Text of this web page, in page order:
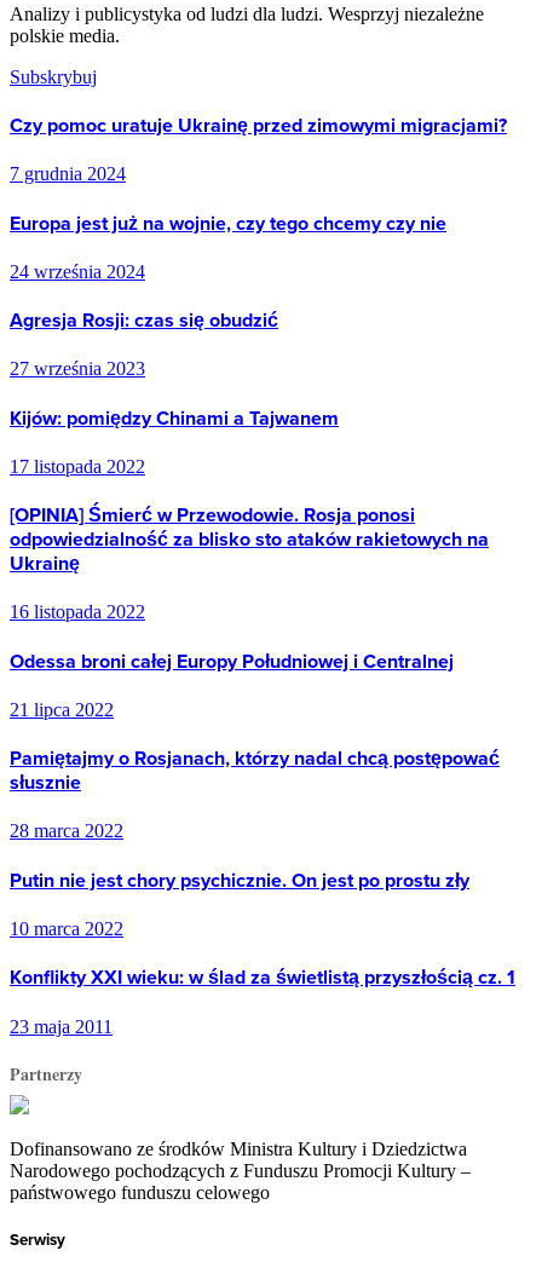
Analizy i publicystyka od ludzi dla ludzi. Wesprzyj niezależne
polskie media.
Subskrybuj
Czy pomoc uratuje Ukrainę przed zimowymi migracjami?
7 grudnia 2024
Europa jest już na wojnie, czy tego chcemy czy nie
24 września 2024
Agresja Rosji: czas się obudzić
27 września 2023
Kijów: pomiędzy Chinami a Tajwanem
17 listopada 2022
[OPINIA] Śmierć w Przewodowie. Rosja ponosi
odpowiedzialność za blisko sto ataków rakietowych na
Ukrainę
16 listopada 2022
Odessa broni całej Europy Południowej i Centralnej
21 lipca 2022
Pamiętajmy o Rosjanach, którzy nadal chcą postępować
słusznie
28 marca 2022
Putin nie jest chory psychicznie. On jest po prostu zły
10 marca 2022
Konflikty XXI wieku: w ślad za świetlistą przyszłością cz. 1
23 maja 2011
Partnerzy
Dofinansowano ze środków Ministra Kultury i Dziedzictwa
Narodowego pochodzących z Funduszu Promocji Kultury –
państwowego funduszu celowego
Serwisy